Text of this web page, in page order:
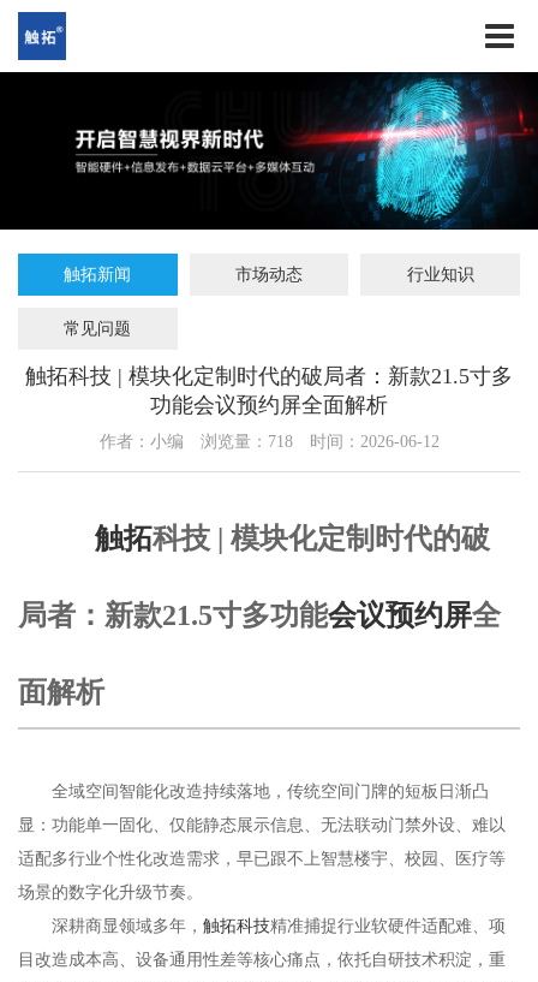
触拓新闻 市场动态 行业知识
常见问题
触拓科技 | 模块化定制时代的破局者：新款21.5寸多
功能会议预约屏全面解析
作者：小编 浏览量： 718 时间：2026-06-12
触拓科技 | 模块化定制时代的破
局者：新款21.5寸多功能会议预约屏全
面解析
全域空间智能化改造持续落地，传统空间门牌的短板日渐凸
显：功能单一固化、仅能静态展示信息、无法联动门禁外设、难以
适配多行业个性化改造需求，早已跟不上智慧楼宇、校园、医疗等
场景的数字化升级节奏。
深耕商显领域多年， 触拓科技精准捕捉行业软硬件适配难、项
目改造成本高、设备通用性差等核心痛点，依托自研技术积淀，重